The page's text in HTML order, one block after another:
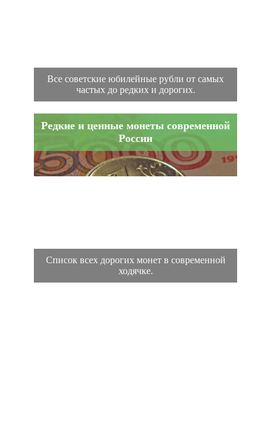
Все советские юбилейные рубли от самых
частых до редких и дорогих.
Редкие и ценные монеты современной
России
Список всех дорогих монет в современной
ходячке.